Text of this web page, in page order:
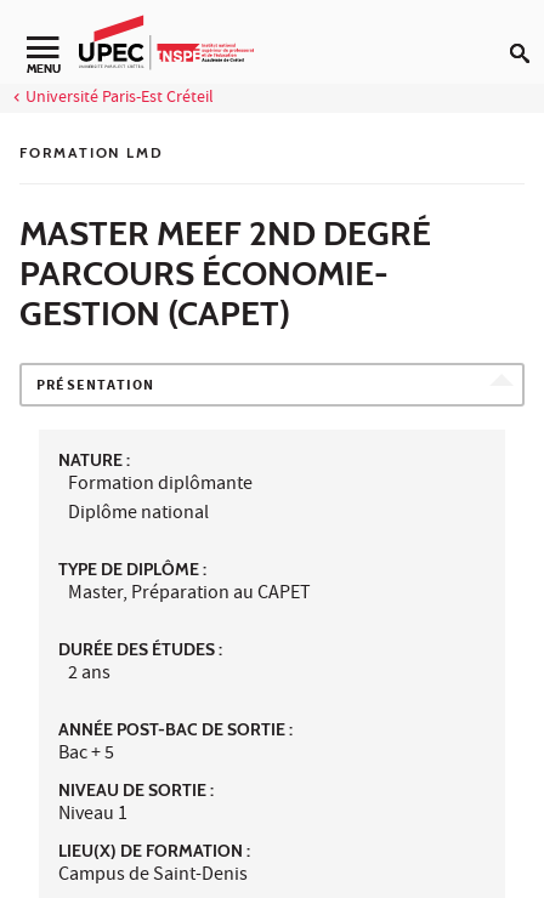
Aller au contenu
Navigation secondaire
MENU
Université Paris-Est Créteil
FORMATION LMD
MASTER MEEF 2ND DEGRÉ
PARCOURS ÉCONOMIE-
GESTION (CAPET)
PRÉSENTATION
NATURE :
Formation diplômante
Diplôme national
TYPE DE DIPLÔME :
Master, Préparation au CAPET
DURÉE DES ÉTUDES :
2 ans
ANNÉE POST-BAC DE SORTIE :
Bac + 5
NIVEAU DE SORTIE :
Niveau 1
LIEU(X) DE FORMATION :
Campus de Saint-Denis